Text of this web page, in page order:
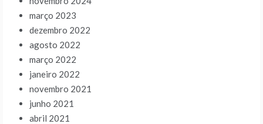
março 2023
dezembro 2022
agosto 2022
março 2022
janeiro 2022
novembro 2021
junho 2021
abril 2021